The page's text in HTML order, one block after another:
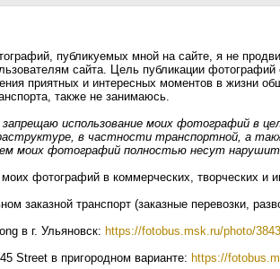
публикуемых мной на сайте, я не
сайта. Цель публикации
приятных и интересных моментов в жизни
также не занимаюсь.
запрещаю использование моих фотографий в
в частности транспортной, а
моих фотографий полностью несут
моих фотографий в коммерческих, творческих и
заказной транспорт (заказные перевозки,
в г. Ульяновск: https://fotobus.msk.ru/photo/
Street в пригородном варианте: https://